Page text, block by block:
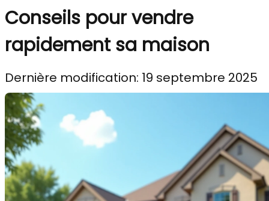
Conseils pour vendre
rapidement sa maison
Dernière modification: 19 septembre 2025